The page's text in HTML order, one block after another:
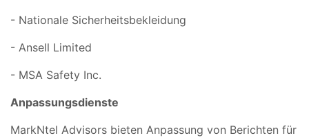
- Nationale Sicherheitsbekleidung
- Ansell Limited
- MSA Safety Inc.
Anpassungsdienste
MarkNtel Advisors bieten Anpassung von Berichten für